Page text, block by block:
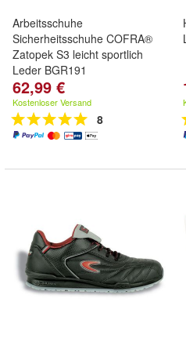
Arbeitsschuhe
Sicherheitsschuhe COFRA®
Zatopek S3 leicht sportlich
Leder BGR191
62,99 €
Kostenloser Versand
8